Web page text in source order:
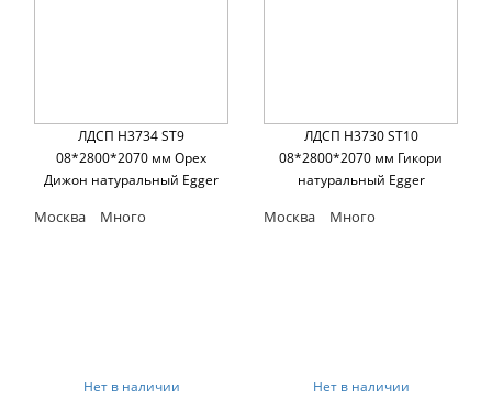
ЛДСП H3734 ST9
08*2800*2070 мм Орех
Дижон натуральный Egger
Москва Много
Нет в наличии
ЛДСП H3730 ST10
08*2800*2070 мм Гикори
натуральный Egger
Москва Много
Нет в наличии